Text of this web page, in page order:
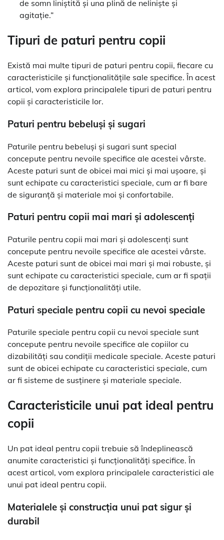
de somn liniștită și una plină de neliniște și
agitație.”
Tipuri de paturi pentru copii
Există mai multe tipuri de paturi pentru copii, fiecare cu
caracteristicile și funcționalitățile sale specifice. În acest
articol, vom explora principalele tipuri de paturi pentru
copii și caracteristicile lor.
Paturi pentru bebeluși și sugari
Paturile pentru bebeluși și sugari sunt special
concepute pentru nevoile specifice ale acestei vârste.
Aceste paturi sunt de obicei mai mici și mai ușoare, și
sunt echipate cu caracteristici speciale, cum ar fi bare
de siguranță și materiale moi și confortabile.
Paturi pentru copii mai mari și adolescenți
Paturile pentru copii mai mari și adolescenți sunt
concepute pentru nevoile specifice ale acestei vârste.
Aceste paturi sunt de obicei mai mari și mai robuste, și
sunt echipate cu caracteristici speciale, cum ar fi spații
de depozitare și funcționalități utile.
Paturi speciale pentru copii cu nevoi speciale
Paturile speciale pentru copii cu nevoi speciale sunt
concepute pentru nevoile specifice ale copiilor cu
dizabilități sau condiții medicale speciale. Aceste paturi
sunt de obicei echipate cu caracteristici speciale, cum
ar fi sisteme de susținere și materiale speciale.
Caracteristicile unui pat ideal pentru
copii
Un pat ideal pentru copii trebuie să îndeplinească
anumite caracteristici și funcționalități specifice. În
acest articol, vom explora principalele caracteristici ale
unui pat ideal pentru copii.
Materialele și construcția unui pat sigur și
durabil